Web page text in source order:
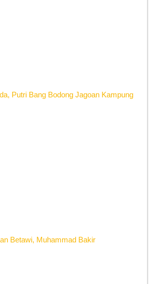
Putri Bang Bodong Jagoan Kampung
Betawi, Muhammad Bakir